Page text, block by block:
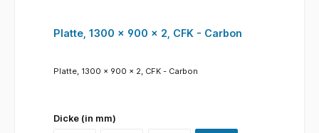
Platte, 1300 x 900 x 2, CFK - Carbon
Platte, 1300 x 900 x 2, CFK - Carbon
Dicke (in mm)